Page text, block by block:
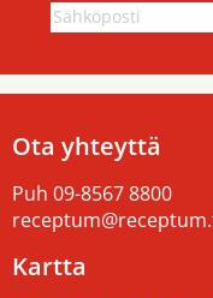
Ota yhteyttä
Puh 09-8567 8800
Kartta